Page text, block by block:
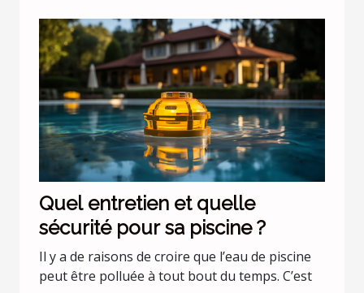
Quel entretien et quelle
sécurité pour sa piscine ?
Il y a de raisons de croire que l’eau de piscine
peut être polluée à tout bout du temps. C’est